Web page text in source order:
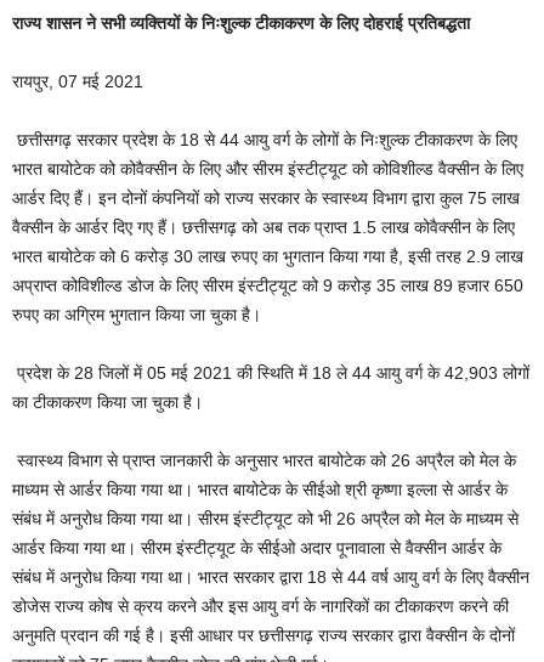
राज्य शासन ने सभी व्यक्तियों के निःशुल्क टीकाकरण के लिए दोहराई प्रतिबद्धता
रायपुर, 07 मई 2021
छत्तीसगढ़ सरकार प्रदेश के 18 से 44 आयु वर्ग के लोगों के निःशुल्क टीकाकरण के लिए
भारत बायोटेक को कोवैक्सीन के लिए और सीरम इंस्टीट्यूट को कोविशील्ड वैक्सीन के लिए
आर्डर दिए हैं। इन दोनों कंपनियों को राज्य सरकार के स्वास्थ्य विभाग द्वारा कुल 75 लाख
वैक्सीन के आर्डर दिए गए हैं। छत्तीसगढ़ को अब तक प्राप्त 1.5 लाख कोवैक्सीन के लिए
भारत बायोटेक को 6 करोड़ 30 लाख रुपए का भुगतान किया गया है, इसी तरह 2.9 लाख
अप्राप्त कोविशील्ड डोज के लिए सीरम इंस्टीट्यूट को 9 करोड़ 35 लाख 89 हजार 650
रुपए का अग्रिम भुगतान किया जा चुका है।
प्रदेश के 28 जिलों में 05 मई 2021 की स्थिति में 18 ले 44 आयु वर्ग के 42,903 लोगों
का टीकाकरण किया जा चुका है।
स्वास्थ्य विभाग से प्राप्त जानकारी के अनुसार भारत बायोटेक को 26 अप्रैल को मेल के
माध्यम से आर्डर किया गया था। भारत बायोटेक के सीईओ श्री कृष्णा इल्ला से आर्डर के
संबंध में अनुरोध किया गया था। सीरम इंस्टीट्यूट को भी 26 अप्रैल को मेल के माध्यम से
आर्डर किया गया था। सीरम इंस्टीट्यूट के सीईओ अदार पूनावाला से वैक्सीन आर्डर के
संबंध में अनुरोध किया गया था। भारत सरकार द्वारा 18 से 44 वर्ष आयु वर्ग के लिए वैक्सीन
डोजेस राज्य कोष से क्रय करने और इस आयु वर्ग के नागरिकों का टीकाकरण करने की
अनुमति प्रदान की गई है। इसी आधार पर छत्तीसगढ़ राज्य सरकार द्वारा वैक्सीन के दोनों